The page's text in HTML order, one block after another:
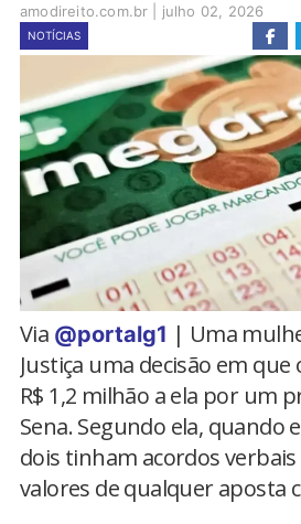
amodireito.com.br julho 02, 2026
NOTÍCIAS
Via @portalg1 | Uma
Justiça uma decisão em
R$ 1,2 milhão a ela por um
Sena. Segundo ela, quando
dois tinham acordos
valores de qualquer aposta